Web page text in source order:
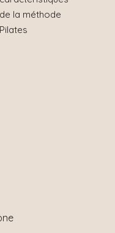
de la méthode
Pilates